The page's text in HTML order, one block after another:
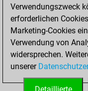
Verwendungszweck
erforderlichen
Marketing-Cookies
Verwendung von
widersprechen.
unserer